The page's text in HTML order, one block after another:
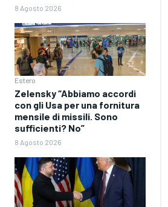
8 Agosto 2026
Estero
Zelensky “Abbiamo accordi
con gli Usa per una fornitura
mensile di missili. Sono
sufficienti? No”
8 Agosto 2026